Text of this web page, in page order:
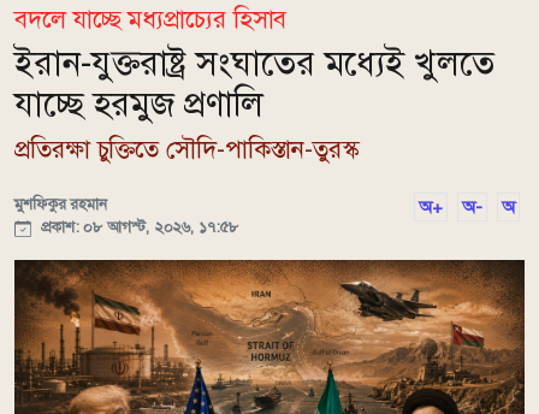
বদলে যাচ্ছে মধ্যপ্রাচ্যের হিসাব
ইরান-যুক্তরাষ্ট্র সংঘাতের মধ্যেই খুলতে
যাচ্ছে হরমুজ প্রণালি
প্রতিরক্ষা চুক্তিতে সৌদি-পাকিস্তান-তুরস্ক
মুশফিকুর রহমান
প্রকাশ: ০৮ আগস্ট, ২০২৬, ১৭:৫৮
অ+ অ- অ